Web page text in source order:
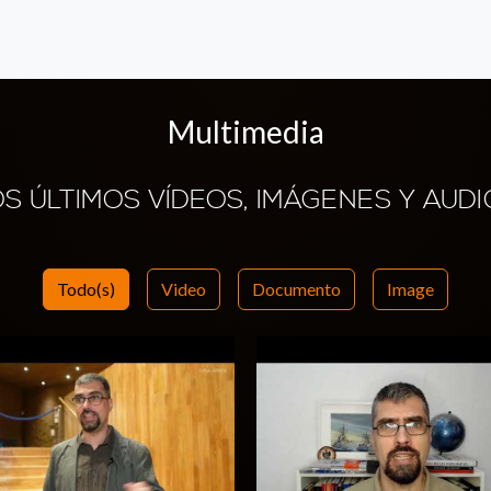
Multimedia
ÚLTIMOS VÍDEOS, IMÁGENES Y
Todo(s) Video Documento Image